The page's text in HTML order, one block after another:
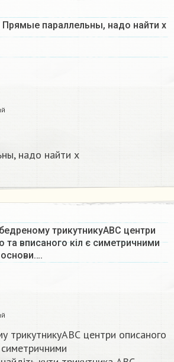
Прямые параллельны, надо найти x
надо найти x
трикутникуАВС центри
та вписаного кіл є симетричними
трикутникуАВС центри описаного
симетричними